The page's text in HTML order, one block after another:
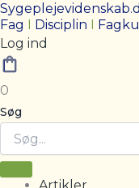
Fag I Disciplin I
Log ind
0
Søg